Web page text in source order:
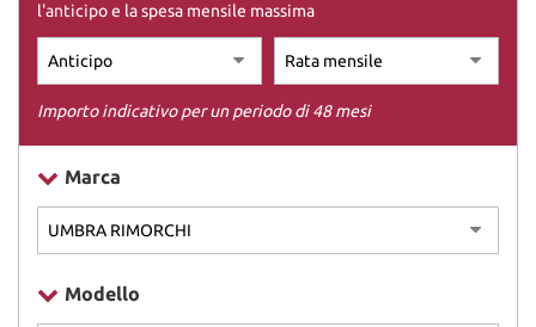
l'anticipo e la spesa mensile massima
Importo indicativo per un periodo di 48 mesi
Marca
Modello